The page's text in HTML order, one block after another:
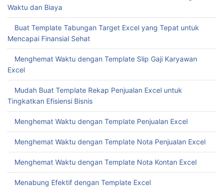
Waktu dan Biaya
Buat Template Tabungan Target Excel yang Tepat untuk
Mencapai Finansial Sehat
Menghemat Waktu dengan Template Slip Gaji Karyawan
Excel
Mudah Buat Template Rekap Penjualan Excel untuk
Tingkatkan Efisiensi Bisnis
Menghemat Waktu dengan Template Penjualan Excel
Menghemat Waktu dengan Template Nota Penjualan Excel
Menghemat Waktu dengan Template Nota Kontan Excel
Menabung Efektif dengan Template Excel